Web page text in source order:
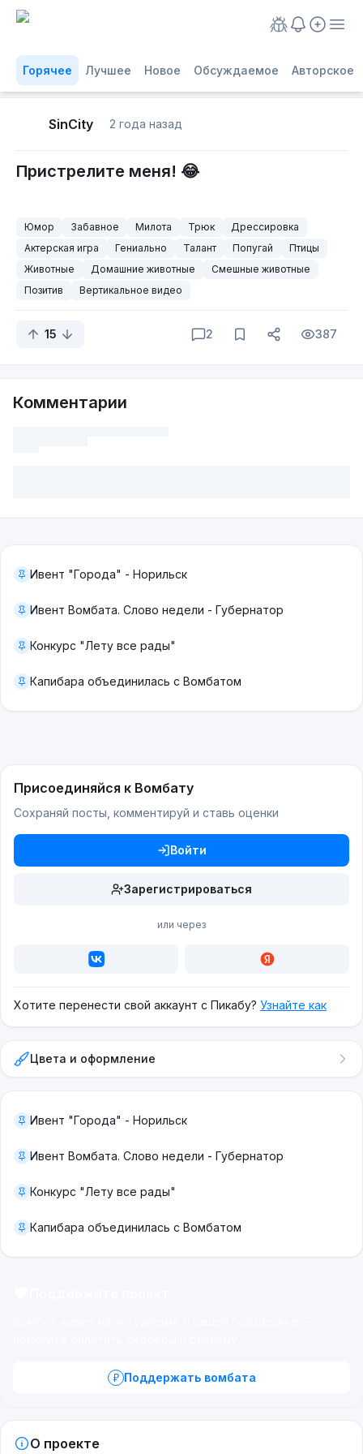
Горячее Лучшее Новое Обсуждаемое Авторское
SinCity 2 года назад
Пристрелите меня! 😂
Юмор Забавное Милота Трюк
Дрессировка
Актерская игра
Гениально Талант Попугай
Птицы
Животные
Домашние животные
Смешные животные
Позитив
Вертикальное видео
15 2 387
Комментарии
Ивент "Города" - Норильск
Ивент Вомбата. Слово недели - Губернатор
Конкурс "Лету все рады"
Капибара объединилась с Вомбатом
Присоединяйся к Вомбату
Сохраняй посты, комментируй и ставь оценки
Войти
Зарегистрироваться
или через
Хотите перенести свой аккаунт с Пикабу? Узнайте как
Цвета и оформление
Ивент "Города" - Норильск
Ивент Вомбата. Слово недели - Губернатор
Конкурс "Лету все рады"
Капибара объединилась с Вомбатом
Поддержать вомбата
О проекте